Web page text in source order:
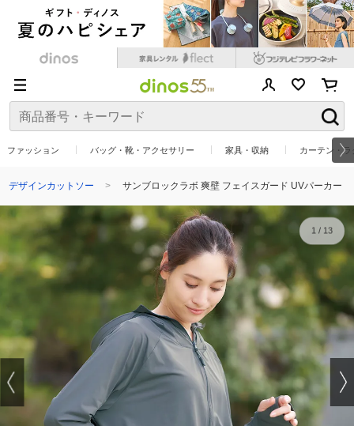
ファッション バッグ・靴・アクセサリー 家具・収納 カーテン・
デザインカットソー サンブロックラボ 爽壁 フェイスガード UVパーカー
1/ 13